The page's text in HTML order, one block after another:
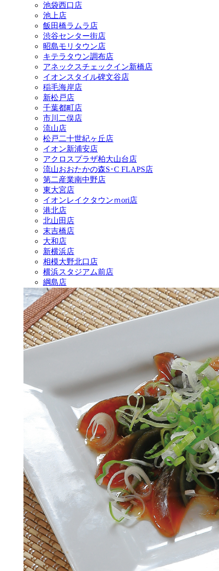
池袋西口店
池上店
飯田橋ラムラ店
渋谷センター街店
昭島モリタウン店
キテラタウン調布店
アネックスチェックイン新橋店
イオンスタイル碑文谷店
稲毛海岸店
新松戸店
千葉都町店
市川二俣店
流山店
松戸二十世紀ヶ丘店
イオン新浦安店
アクロスプラザ柏大山台店
流山おおたかの森S･C FLAPS店
第二産業南中野店
東大宮店
イオンレイクタウンｍori店
港北店
北山田店
末吉橋店
大和店
新横浜店
相模大野北口店
横浜スタジアム前店
綱島店